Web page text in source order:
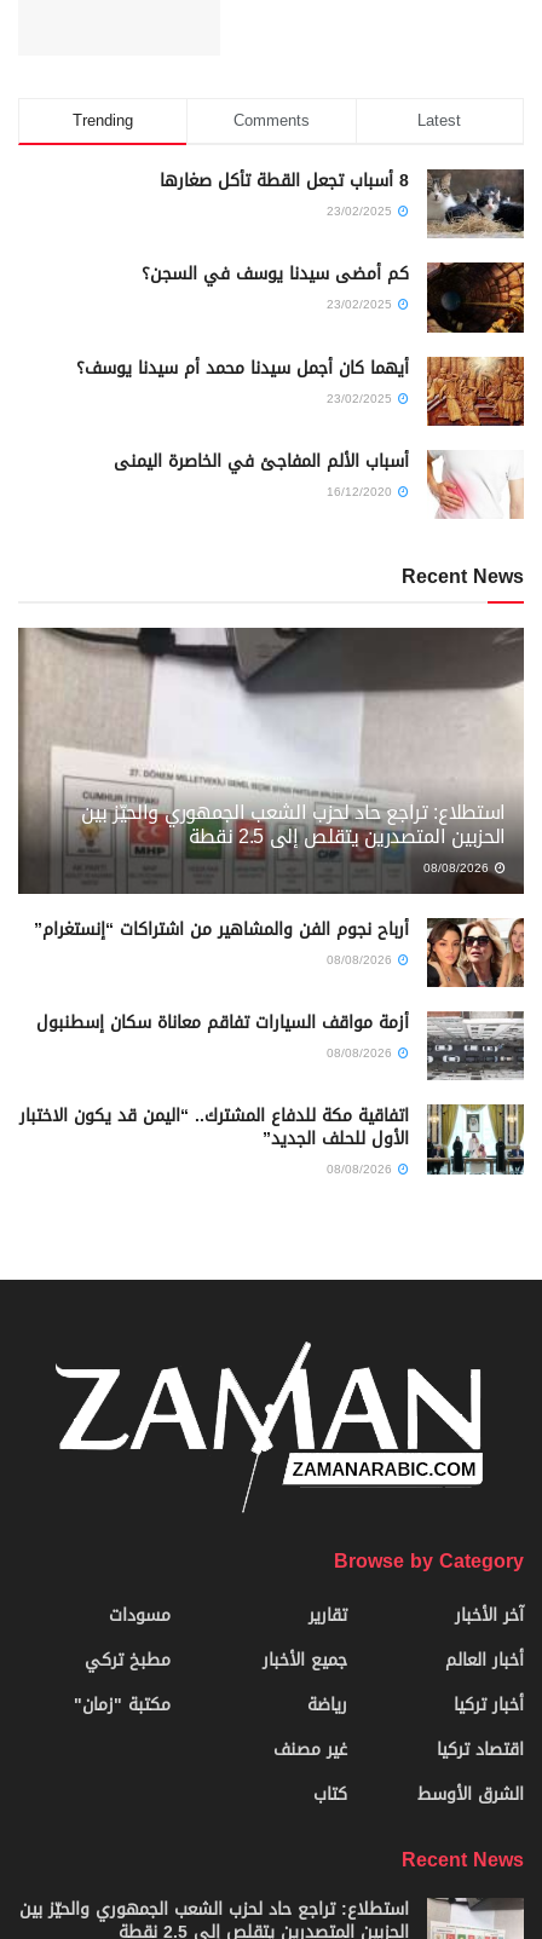
Trending Comments Latest
8 أسباب تجعل القطة تأكل صغارها
كم أمضى سيدنا يوسف في السجن؟
أيهما كان أجمل سيدنا محمد أم سيدنا يوسف؟
أسباب الألم المفاجئ في الخاصرة اليمنى
Recent News
استطلاع: تراجع حاد لحزب الشعب الجمهوري والحيّز بين
الحزبين المتصدرين يتقلص إلى 2.5 نقطة
08/08/2026
أرباح نجوم الفن والمشاهير من اشتراكات “إنستغرام”
أزمة مواقف السيارات تفاقم معاناة سكان إسطنبول
اتفاقية مكة للدفاع المشترك.. “اليمن قد يكون الاختبار
الأول للحلف الجديد”
Browse by Category
آخر الأخبار
أخبار العالم
أخبار تركيا
اقتصاد تركيا
الشرق الأوسط
تقارير
جميع الأخبار
رياضة
غير مصنف
كتاب
مسودات
مطبخ تركي
مكتبة "زمان"
Recent News
استطلاع: تراجع حاد لحزب الشعب الجمهوري والحيّز بين